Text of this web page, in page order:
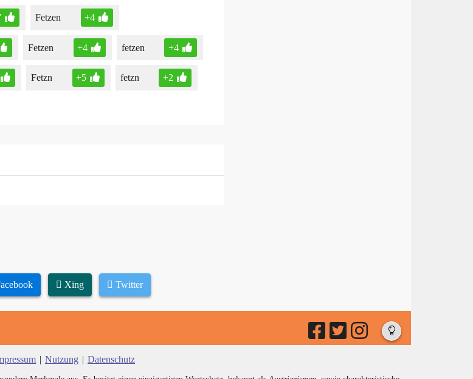
Fetzen +4
Fetzen +4 fetzen +4
Fetzn +5 fetzn +2
Xing Twitter
| Nutzung | Datenschutz